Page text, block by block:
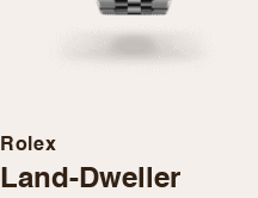
Rolex
Land-Dweller